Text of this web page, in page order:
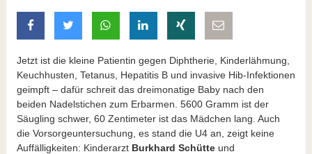
auf Facebook teilen
auf Twitter teilenmit Whatsapp teilen
auf LinkedIn teilen
auf Xing teilen
Jetzt ist die kleine Patientin gegen Diphtherie, Kinderlähmung,
Keuchhusten, Tetanus, Hepatitis B und invasive Hib-Infektionen
geimpft – dafür schreit das dreimonatige Baby nach den
beiden Nadelstichen zum Erbarmen. 5600 Gramm ist der
Säugling schwer, 60 Zentimeter ist das Mädchen lang. Auch
die Vorsorgeuntersuchung, es stand die U4 an, zeigt keine
Auffälligkeiten: Kinderarzt Burkhard Schütteund